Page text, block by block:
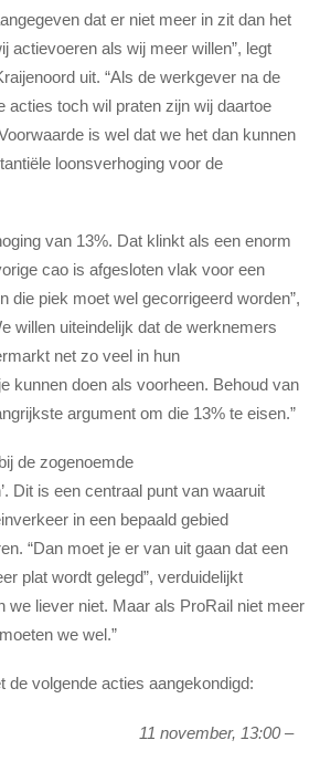
dat er niet meer in zit dan het
actievoeren als wij meer willen”, legt
uit. “Als de werkgever na de
acties toch wil praten zijn wij daartoe
is wel dat we het dan kunnen
loonsverhoging voor de
van 13%. Dat klinkt als een enorm
cao is afgesloten vlak voor een
die piek moet wel gecorrigeerd worden”,
willen uiteindelijk dat de werknemers
net zo veel in hun
kunnen doen als voorheen. Behoud van
argument om die 13% te eisen.”
de zogenoemde
Dit is een centraal punt van waaruit
in een bepaald gebied
“Dan moet je er van uit gaan dat een
plat wordt gelegd”, verduidelijkt
we liever niet. Maar als ProRail niet meer
we wel.”
de volgende acties aangekondigd:
11 november, 13:00 –